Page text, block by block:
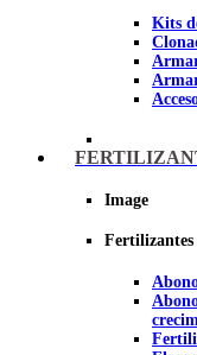
Kits
Image
Fertilizantes